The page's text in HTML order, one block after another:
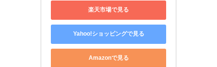
楽天市場で見る
Yahoo!ショッピングで見る
Amazonで見る